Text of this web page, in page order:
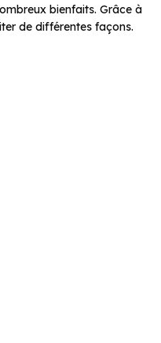
bienfaits. Grâce à
de différentes façons.